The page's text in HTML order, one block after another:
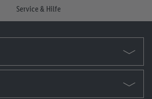
Service & Hilfe